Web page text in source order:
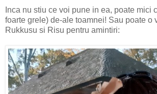
Inca nu stiu ce voi pune in ea, poate mici
foarte grele) de-ale toamnei! Sau poate o
Rukkusu si Risu pentru amintiri: